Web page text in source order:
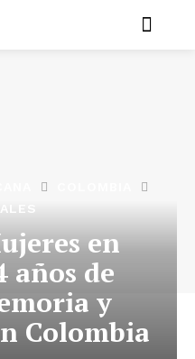
en
años de
y
Colombia